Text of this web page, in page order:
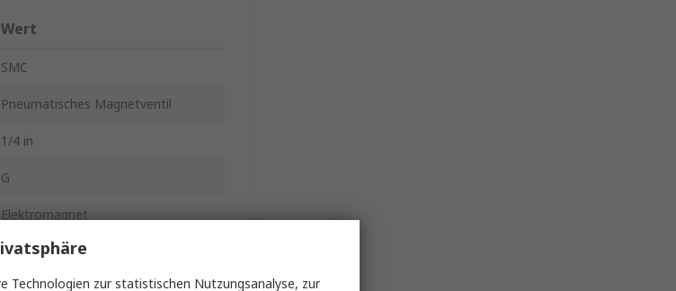
Wert
SMC
Pneumatisches Magnetventil
1/4 in
G
Elektromagnet
Gummi
Technologien zur statistischen Nutzungsanalyse, zur